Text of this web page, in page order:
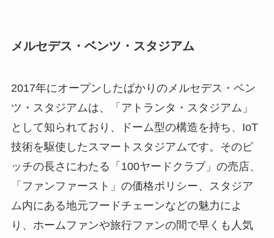
メルセデス・ベンツ・スタジアム
2017年にオープンしたばかりのメルセデス・ベン
ツ・スタジアムは、「アトランタ・スタジアム」
として知られており、ドーム型の構造を持ち、IoT
技術を駆使したスマートスタジアムです。そのピ
ッチの長さにわたる「100ヤードクラブ」の売店、
「ファンファースト」の価格ポリシー、スタジア
ム内にある地元フードチェーンなどの魅力によ
り、ホームファンや旅行ファンの間で早くも人気